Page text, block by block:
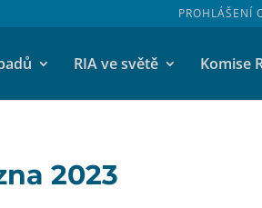
PROHLÁŠENÍ
RIA ve světě Komise
2023